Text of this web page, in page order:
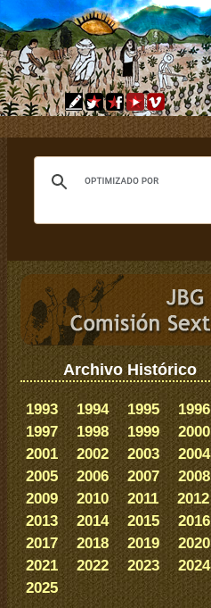
Archivo Histórico
1993 1994 1995
1996
1997
1998 1999
2000
2001
2002 2003
2004
2005
2006 2007
2008
2009
2010 2011
2012
2013
2014 2015
2016
2017
2018 2019
2020
2021
2022 2023
2024
2025